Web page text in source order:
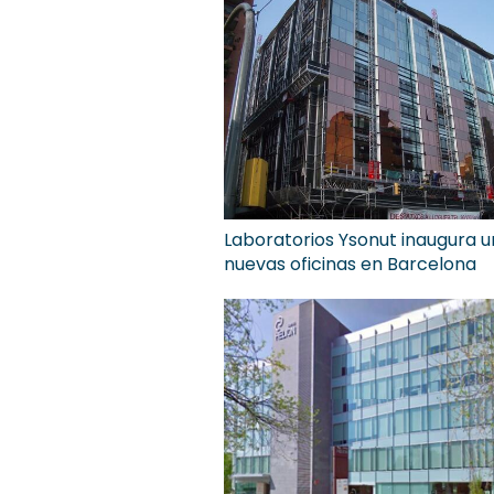
Laboratorios Ysonut inaugura
nuevas oficinas en Barcelona